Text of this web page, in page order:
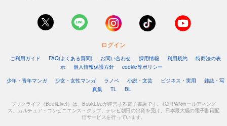
ログイン
ご利用ガイド FAQ(よくある質問) お問い合わせ 採用情報 利用規約
特商法の表
示
個人情報保護方針
cookie等ポリシー
少年・青年マンガ
少女・女性マンガ ラノベ 小説・文芸 ビジネス・実用
雑誌・写
真集
TL BL
ブックライブ（BookLive!）は、BookLiveが運営する電子書店です。TOPPANホールディング
ス、カルチュア・コンビニエンス・クラブ、テレビ朝日の出資を受け、日本最大級の電子書籍配
信サービスを行っています。